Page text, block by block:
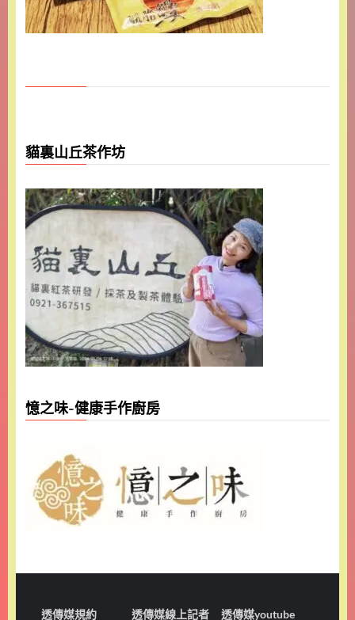
貓裏山丘茶作坊
憶之味-健康手作廚房
透傳媒規約 透傳媒線上記者 透傳媒youtube